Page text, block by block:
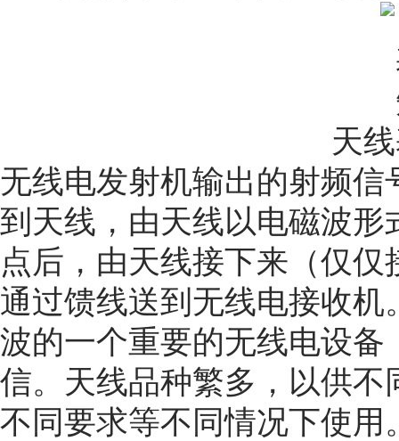
天
无线电发射机输出的射频信
到天线，由天线以电磁波
点后，由天线接下来（仅
通过馈线送到无线电接收
波的一个重要的无线电设
信。天线品种繁多，以供
不同要求等不同情况下使